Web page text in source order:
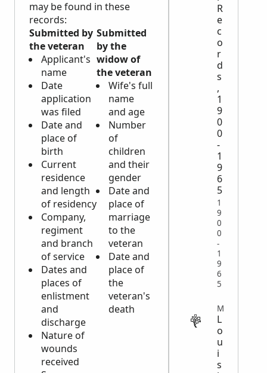
may be found in these
records:
Submitted by
the veteran
Applicant's
name
Date
application
was filed
Date and
place of
birth
Current
residence
and length
of residency
Company,
regiment
and branch
of service
Dates and
places of
enlistment
and
discharge
Nature of
wounds
received
Submitted
by the
widow of
the veteran
Wife's full
name
and age
Number
of
children
and their
gender
Date and
place of
marriage
to the
veteran
Date and
place of
the
veteran's
death
R
e
c
o
r
d
s
,
1
9
0
0
-
1
9
6
5
1
9
0
0
-
1
9
6
5
L
o
u
i
s